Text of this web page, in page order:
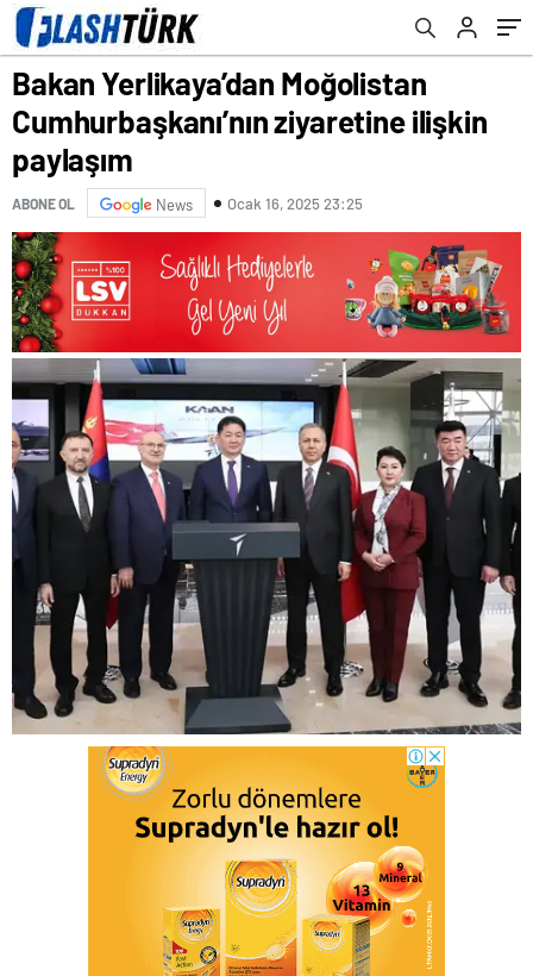
paylaşım
Bakan Yerlikaya’dan Moğolistan
Cumhurbaşkanı’nın ziyaretine ilişkin
paylaşım
ABONE OL News Ocak 16, 2025 23:25